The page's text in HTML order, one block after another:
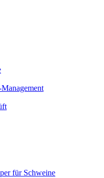
für Schweine